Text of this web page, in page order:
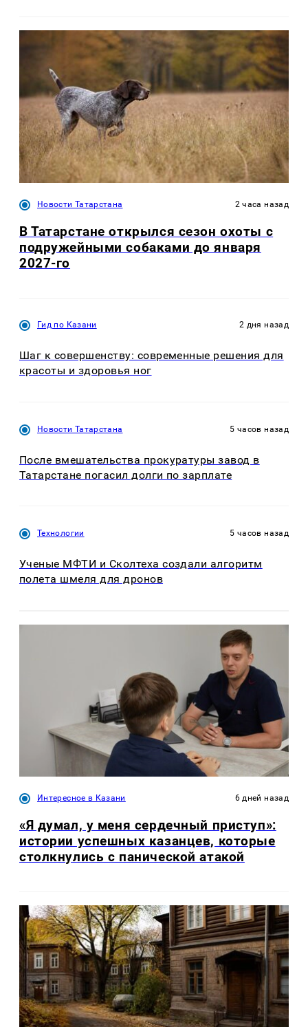
Новости Татарстана 2 часа назад
В Татарстане открылся сезон охоты с
подружейными собаками до января
2027-го
Гид по Казани 2 дня назад
Шаг к совершенству: современные решения для
красоты и здоровья ног
Новости Татарстана 5 часов назад
После вмешательства прокуратуры завод в
Татарстане погасил долги по зарплате
Технологии 5 часов назад
Ученые МФТИ и Сколтеха создали алгоритм
полета шмеля для дронов
Интересное в Казани 6 дней назад
«Я думал, у меня сердечный приступ»:
истории успешных казанцев, которые
столкнулись с панической атакой